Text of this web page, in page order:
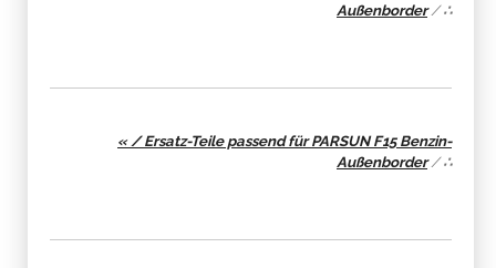
Außenborder/∴
« / Ersatz-Teile passend für PARSUN F15 Benzin-
Außenborder/∴